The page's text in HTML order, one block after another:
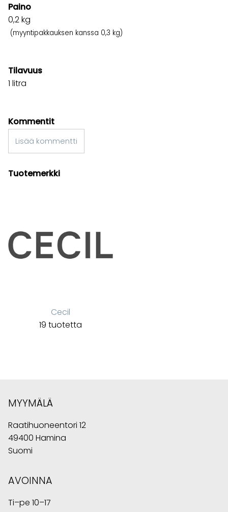
Paino
0,2kg
(myyntipakkauksen kanssa 0,3 kg)
Tilavuus
1 litra
Kommentit
Lisää kommentti
Tuotemerkki
Cecil
19 tuotetta
MYYMÄLÄ
Raatihuoneentori 12
49400 Hamina
Suomi
AVOINNA
Ti–pe 10–17